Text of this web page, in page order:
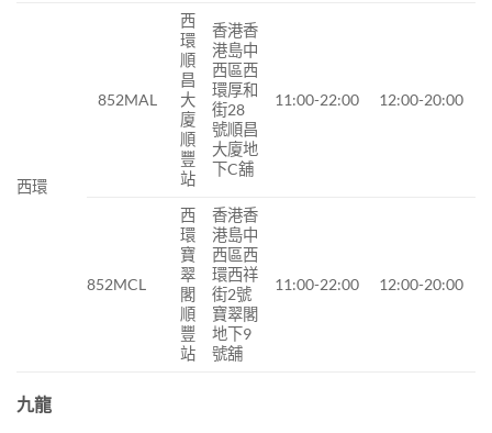
西環
852MAL
西
環
順
昌
大
廈
順
豐
站
香港香
港島中
西區西
環厚和
街28
號順昌
大廈地
下C舖
11:00-22:00 12:00-20:00
852MCL
西
環
寶
翠
閣
順
豐
站
香港香
港島中
西區西
環西祥
街2號
寶翠閣
地下9
號舖
11:00-22:00 12:00-20:00
九龍